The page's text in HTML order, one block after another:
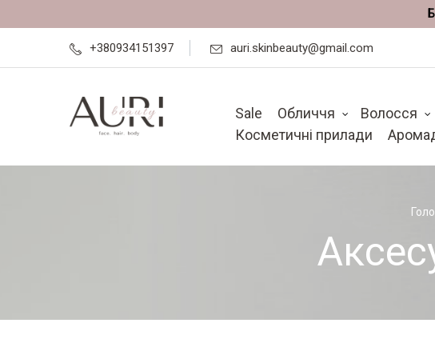
+380934151397 auri.skinbeauty@gmail.com
Sale Обличчя Волосся
Косметичні прилади